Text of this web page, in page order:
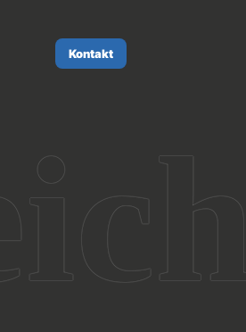
Kontakt